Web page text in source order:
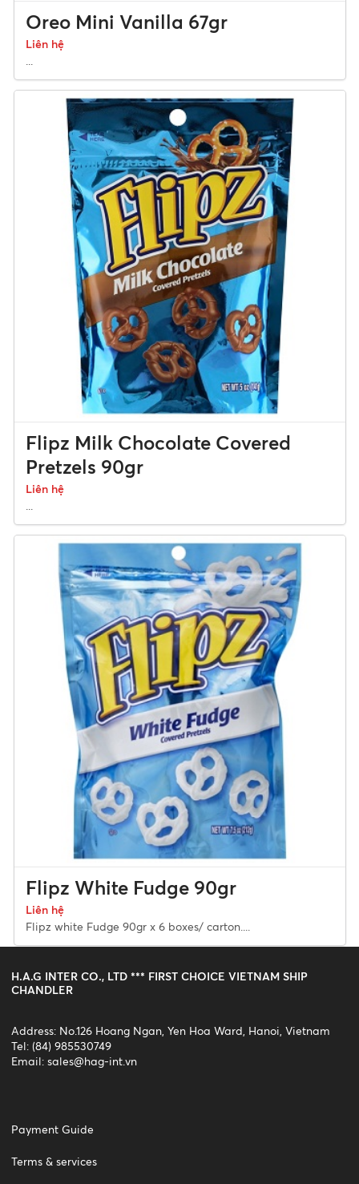
Oreo Mini Vanilla 67gr
Liên hệ
Flipz Milk Chocolate Covered
Pretzels 90gr
Liên hệ
Flipz White Fudge 90gr
Liên hệ
Flipz white Fudge 90gr x 6 boxes/ carton....
H.A.G INTER CO., LTD *** FIRST CHOICE VIETNAM SHIP
CHANDLER
Address: No.126 Hoang Ngan, Yen Hoa Ward, Hanoi, Vietnam
Tel: (84) 985530749
Email: sales@hag-int.vn
Payment Guide
Terms & services